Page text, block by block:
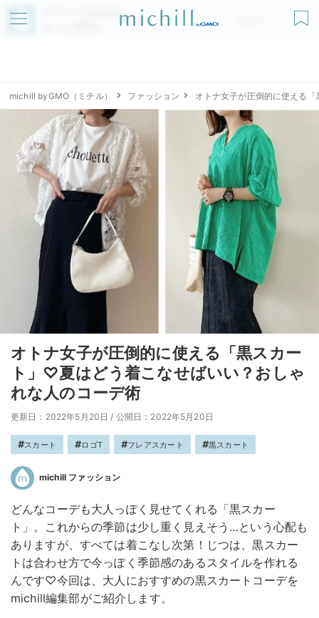
アプリでmichillが
無料ダウンロード
michill byGMO（ミチル） ファッション オトナ女子が圧倒的に使える
オトナ女子が圧倒的に使える「黒スカー
ト」♡夏はどう着こなせばいい？おしゃ
れな人のコーデ術
更新日：2022年5月20日 / 公開日：2022年5月20日
スカート ロゴT フレアスカート 黒スカート
michill ファッション
どんなコーデも大人っぽく見せてくれる「黒スカー
ト」。これからの季節は少し重く見えそう…という心配も
ありますが、すべては着こなし次第！じつは、黒スカー
トは合わせ方で今っぽく季節感のあるスタイルを作れる
んです♡今回は、大人におすすめの黒スカートコーデを
michill編集部がご紹介します。